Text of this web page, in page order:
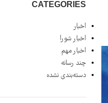
CATEGORIES
اخبار
اخبار شورا
اخبار مهم
چند رسانه
دسته‌بندی نشده